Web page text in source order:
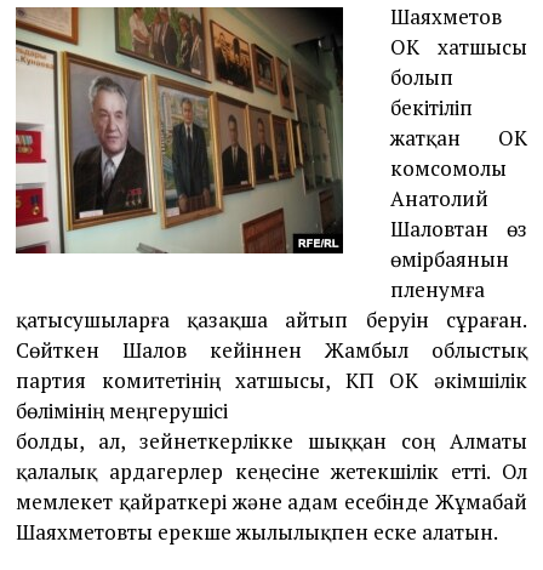
Шаяхметов
ОК хатшысы
болып
бекітіліп
жатқан ОК
комсомолы
Анатолий
Шаловтан өз
өмірбаянын
пленумға
қатысушыларға қазақша айтып беруін сұраған.
Сөйткен Шалов кейіннен Жамбыл облыстық
партия комитетінің хатшысы, ҚКП ОК әкімшілік
бөлімінің меңгерушісі
болды, ал, зейнеткерлікке шыққан соң Алматы
қалалық ардагерлер кеңесіне жетекшілік етті. Ол
мемлекет қайраткері және адам есебінде Жұмабай
Шаяхметовты ерекше жылылықпен еске алатын.